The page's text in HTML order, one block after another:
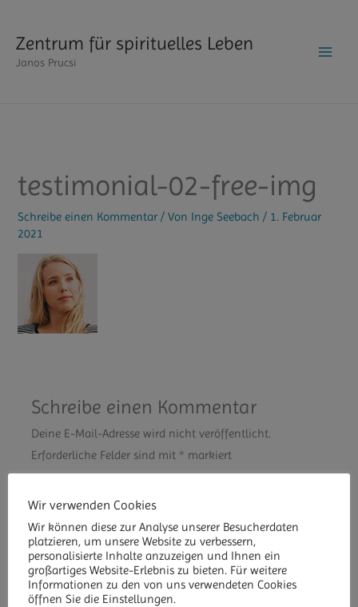
springen
Zentrum für spirituelles Leben
Janos Prucsi
testimonial-02-free-img
Schreibe einen Kommentar / Von Inge Seebach/ 1. Februar
2021
Schreibe einen Kommentar
Deine E-Mail-Adresse wird nicht veröffentlicht.
Erforderliche Felder sind mit * markiert
Wir verwenden Cookies
Wir können diese zur Analyse unserer Besucherdaten
platzieren, um unsere Website zu verbessern,
personalisierte Inhalte anzuzeigen und Ihnen ein
großartiges Website-Erlebnis zu bieten. Für weitere
Informationen zu den von uns verwendeten Cookies
öffnen Sie die Einstellungen.